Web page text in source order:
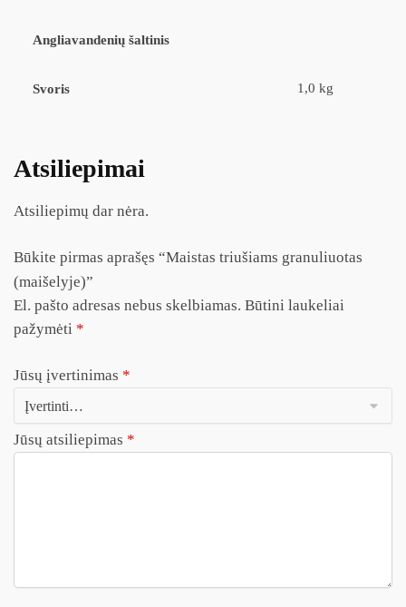
Angliavandenių šaltinis
Svoris 1,0 kg
Atsiliepimai
Atsiliepimų dar nėra.
Būkite pirmas aprašęs “Maistas triušiams granuliuotas
(maišelyje)”
El. pašto adresas nebus skelbiamas. Būtini laukeliai
pažymėti *
Jūsų įvertinimas *
Jūsų atsiliepimas *